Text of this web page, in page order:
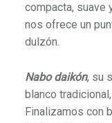
compacta, suave
nos ofrece un
dulzón.
Nabo daikón, su
blanco
Finalizamos con